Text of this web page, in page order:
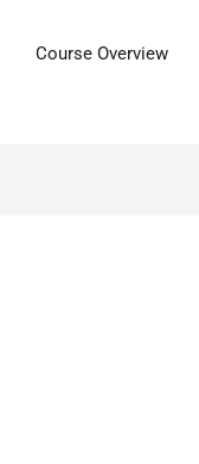
Course Overview